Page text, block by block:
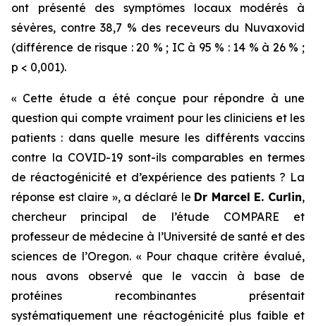
ont présenté des symptômes locaux modérés à
sévères, contre 38,7 % des receveurs du Nuvaxovid
(différence de risque : 20 % ; IC à 95 % : 14 % à 26 % ;
p < 0,001).
« Cette étude a été conçue pour répondre à une
question qui compte vraiment pour les cliniciens et les
patients : dans quelle mesure les différents vaccins
contre la COVID-19 sont-ils comparables en termes
de réactogénicité et d’expérience des patients ? La
réponse est claire », a déclaré le Dr Marcel E. Curlin,
chercheur principal de l’étude COMPARE et
professeur de médecine à l’Université de santé et des
sciences de l’Oregon.« Pour chaque critère évalué,
nous avons observé que le vaccin à base de
protéines recombinantes présentait
systématiquement une réactogénicité plus faible et